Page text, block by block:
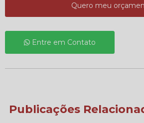
Quero meu
Entre em Contato
Publicações